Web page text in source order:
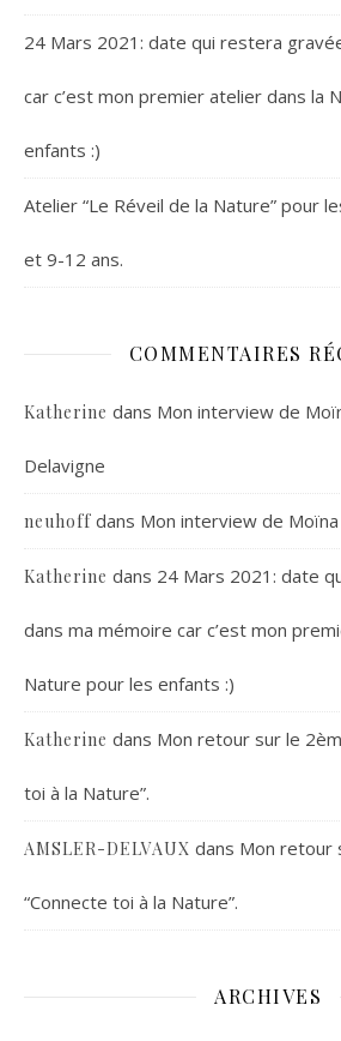
24 Mars 2021: date qui restera
car c’est mon premier atelier dans la
enfants :)
Atelier “Le Réveil de la Nature” pour
et 9-12 ans.
COMMENTAIRES
Katherine dans Mon interview de
Delavigne
neuhoff dans Mon interview de
Katherine dans 24 Mars 2021: date
dans ma mémoire car c’est mon
Nature pour les enfants :)
Katherine dans Mon retour sur le
toi à la Nature”.
AMSLER-DELVAUX dans Mon retour
“Connecte toi à la Nature”.
ARCHIVES